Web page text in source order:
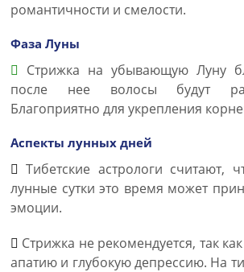
романтичности и смелости.
Фаза Луны
Стрижка на убывающую Луну
после нее волосы будут
Благоприятно для укрепления
Аспекты лунных дней
Тибетские астрологи считают,
лунные сутки это время может
эмоции.
Стрижка не рекомендуется, так
апатию и глубокую депрессию. На